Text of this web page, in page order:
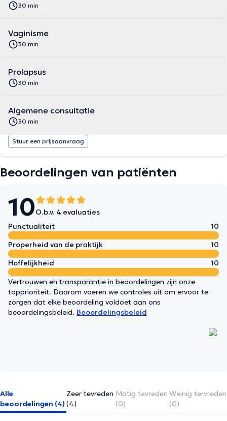
30 min
Vaginisme
30 min
Prolapsus
30 min
Algemene consultatie
30 min
Stuur een prijsaanvraag
Beoordelingen van patiënten
10O.b.v. 4 evaluaties
Punctualiteit
10
Properheid van de praktijk
10
Hoffelijkheid
10
Vertrouwen en transparantie in beoordelingen zijn onze
topprioriteit. Daarom voeren we controles uit om ervoor te
zorgen dat elke beoordeling voldoet aan ons
beoordelingsbeleid. Beoordelingsbeleid
Alle
beoordelingen (4)
Zeer tevreden
(4)
Matig tevreden
(0)
Weinig tervreden
(0)